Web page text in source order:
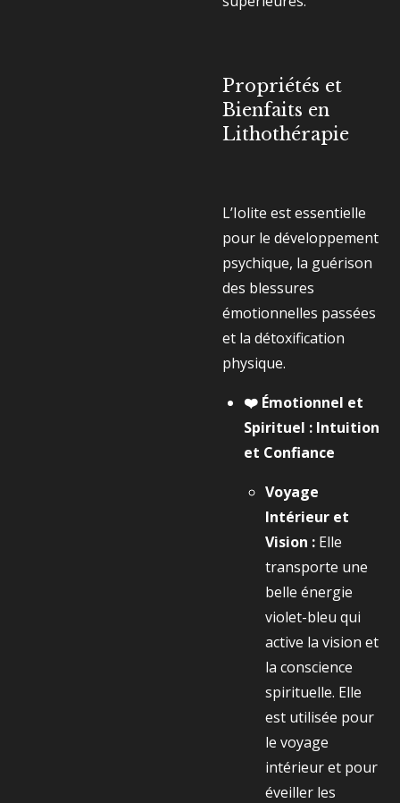
Propriétés et
Bienfaits en
Lithothérapie
L’Iolite est essentielle
pour le développement
psychique, la guérison
des blessures
émotionnelles passées
et la détoxification
physique.
❤️ Émotionnel et
Spirituel : Intuition
et Confiance
Voyage
Intérieur et
Vision : Elle
transporte une
belle énergie
violet-bleu qui
active la vision et
la conscience
spirituelle. Elle
est utilisée pour
le voyage
intérieur et pour
éveiller les